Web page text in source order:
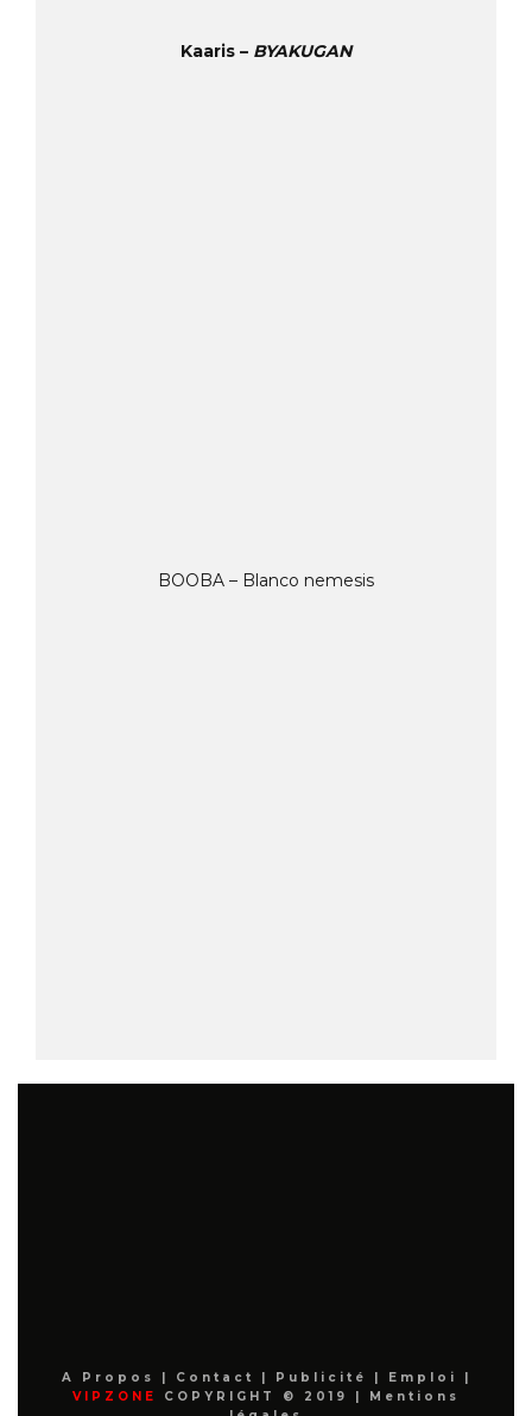
Kaaris – BYAKUGAN
BOOBA – Blanco nemesis
A Propos Contact Publicité Emploi
VIPZONE
COPYRIGHT © 2019 |
Mentions